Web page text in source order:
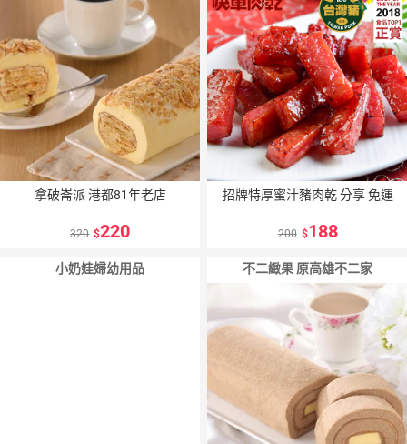
拿破崙派 港都81年老店
320 220
招牌特厚蜜汁豬肉乾 分享 免運
200 188
小奶娃婦幼用品 不二緻果 原高雄不二家